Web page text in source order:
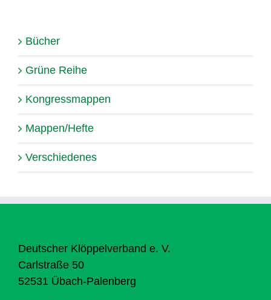
Bücher
Grüne Reihe
Kongressmappen
Mappen/Hefte
Verschiedenes
Deutscher Klöppelverband e. V.
Carlstraße 50
52531 Übach-Palenberg